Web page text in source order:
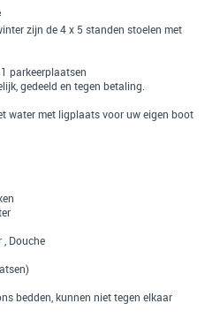
zijn de 4 x 5 standen stoelen met
parkeerplaatsen
gedeeld en tegen betaling.
water met ligplaats voor uw eigen boot
Douche
bedden, kunnen niet tegen elkaar